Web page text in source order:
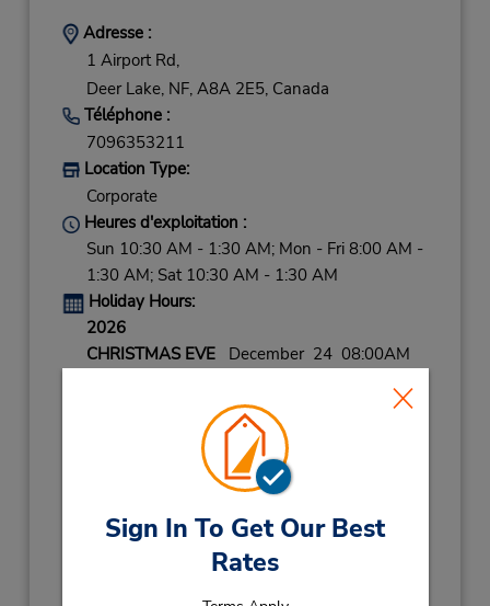
Sign In To Get Our Best
Rates
Adresse :
1 Airport Rd,
Deer Lake, NF, A8A 2E5, Canada
Téléphone :
7096353211
Location Type:
Corporate
Heures d'exploitation :
Sun 10:30 AM - 1:30 AM; Mon - Fri 8:00 AM -
1:30 AM; Sat 10:30 AM - 1:30 AM
Holiday Hours:
2026
CHRISTMAS EVEDecember 24 08:00AM
December 25 10:00AM
NEW YEARS EVE
December 31 08:00AM
2027
NEW YEARS DAYJanuary 1 10:00AM